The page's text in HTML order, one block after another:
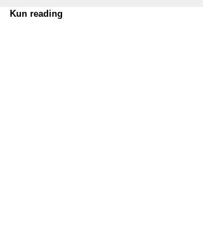
Kun reading